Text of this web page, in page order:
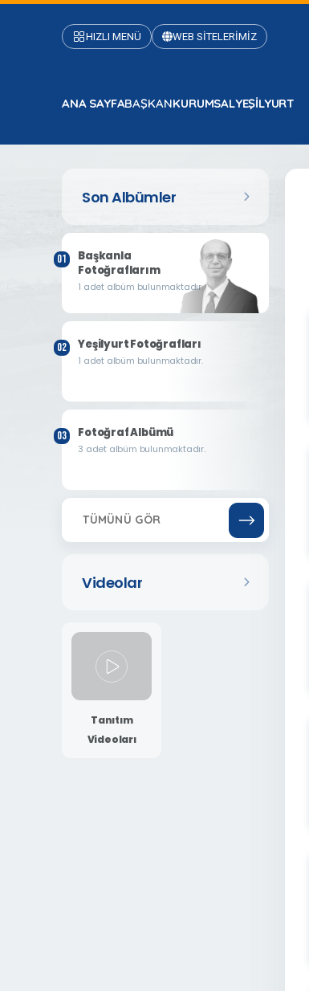
HIZLI MENÜ WEB SİTELERİMİZ
ANA SAYFABAŞKANKURUMSALYEŞİLYURT
Son Albümler
Başkanla
Fotoğraflarım
1 adet albüm bulunmaktadır.
Yeşilyurt Fotoğrafları
1 adet albüm bulunmaktadır.
Fotoğraf Albümü
3 adet albüm bulunmaktadır.
TÜMÜNÜ GÖR
Videolar
Tanıtım
Videoları